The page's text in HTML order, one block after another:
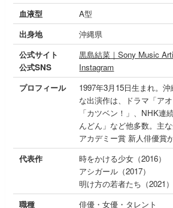
血液型
A型
出身地
沖縄県
公式サイト
公式SNS
黒島結菜｜Sony Music
Instagram
プロフィール
1997年3月15日生まれ。
な出演作は、ドラマ「ア
「カツベン！」、NHK連
んどん」など他多数。主
アカデミー賞 新人俳優賞が
代表作
時をかける少女（2016）
アシガール（2017）
明け方の若者たち（2021）
職種
俳優・女優・タレント